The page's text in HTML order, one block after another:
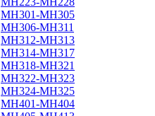
МН301-МН305
МН306-МН311
МН312-МН313
МН314-МН317
МН318-МН321
МН322-МН323
МН324-МН325
МН401-МН404